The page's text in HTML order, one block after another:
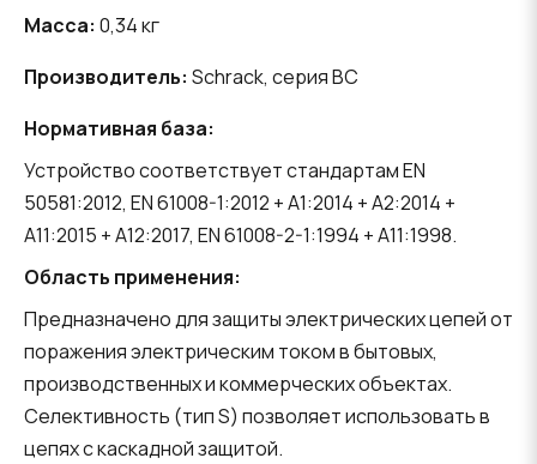
Масса: 0,34 кг
Производитель: Schrack, серия BC
Нормативная база:
Устройство соответствует стандартам EN
50581:2012, EN 61008-1:2012 + A1:2014 + A2:2014 +
A11:2015 + A12:2017, EN 61008-2-1:1994 + A11:1998.
Область применения:
Предназначено для защиты электрических цепей от
поражения электрическим током в бытовых,
производственных и коммерческих объектах.
Селективность (тип S) позволяет использовать в
цепях с каскадной защитой.